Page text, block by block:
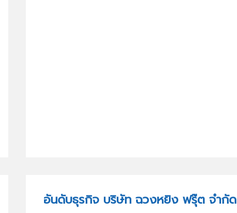
อันดับธุรกิจ บริษัท ฉวงหยิง ฟรุ๊ต จำกัด